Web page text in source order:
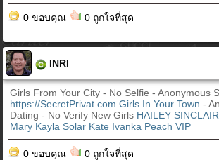
0 ขอบคุณ 0 ถูกใจที่สุด
INRI
Girls From Your City - No Selfie - Anonymous
https://SecretPrivat.com Girls In Your Town-
Dating - No Verify New Girls HAILEY SINCLAIR
Mary Kayla Solar Kate Ivanka Peach VIP
0 ขอบคุณ 0 ถูกใจที่สุด